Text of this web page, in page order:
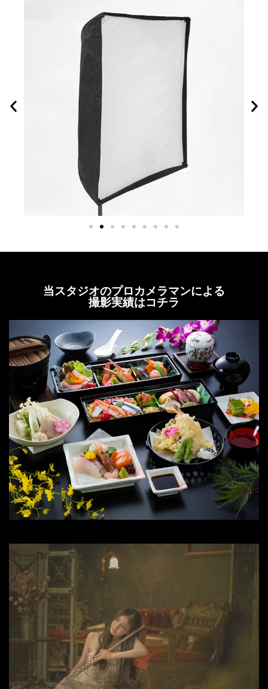
当スタジオのプロカメラマンによる
撮影実績はコチラ